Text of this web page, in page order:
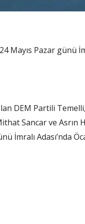
Mayıs Pazar günü
DEM Partili
Sancar ve Asrın
İmralı Adası’nda